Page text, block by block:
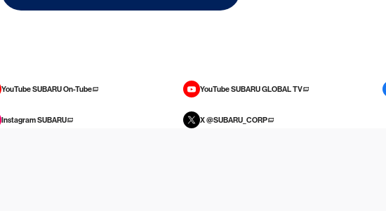
YouTube SUBARU On-Tube YouTube SUBARU GLOBAL TV
Instagram SUBARU X @SUBARU_CORP